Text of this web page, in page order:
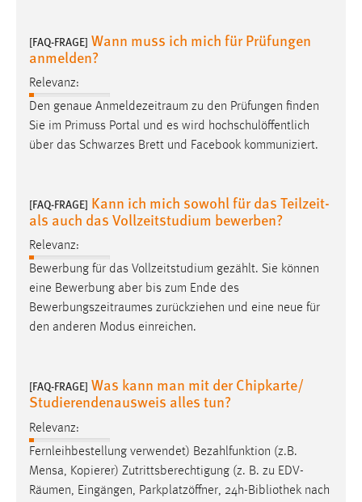
[FAQ-FRAGE] Wann muss ich mich für Prüfungen
anmelden?
Relevanz:
Den genaue Anmeldezeitraum zu den Prüfungen finden
Sie im Primuss Portal und es wird hochschulöffentlich
über das Schwarzes Brett und Facebook kommuniziert.
[FAQ-FRAGE] Kann ich mich sowohl für das Teilzeit-
als auch das Vollzeitstudium bewerben?
Relevanz:
Bewerbung für das Vollzeitstudium gezählt. Sie können
eine Bewerbung aber bis zum Ende des
Bewerbungszeitraumes zurückziehen und eine neue für
den anderen Modus einreichen.
[FAQ-FRAGE] Was kann man mit der Chipkarte/
Studierendenausweis alles tun?
Relevanz:
Fernleihbestellung verwendet) Bezahlfunktion (z.B.
Mensa, Kopierer) Zutrittsberechtigung (z. B. zu EDV-
Räumen, Eingängen, Parkplatzöffner, 24h-Bibliothek nach
Cookie Laufzeit:
3 Monate
Facebook Pixel
Name:
Facebook
Zweck:
Conversion-Tracking
Cookie Laufzeit:
3 Monate
Um Inhalte von Videoplattformen und Social Media
externen Medien Cookies gesetzt.
YouTube